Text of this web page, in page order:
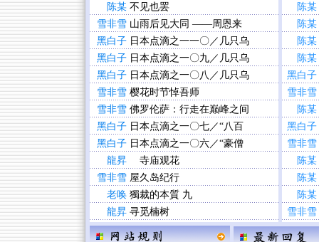
陈某
雪非雪
黑白子
黑白子
黑白子
雪非雪
雪非雪
黑白子
黑白子
龍昇
雪非雪
老唤
龍昇
不见也罢
山雨后见大同 ——周恩来
日本点滴之一一〇／几只乌
日本点滴之一〇九／几只乌
日本点滴之一〇八／几只乌
樱花时节悼吾师
佛罗伦萨：行走在巅峰之间
日本点滴之一〇七／“八百
日本点滴之一〇六／“豪僧
寺庙观花
屋久岛纪行
獨裁的本質 九
寻觅楠树
陈某
陈某
陈某
陈某
黑白子
雪非雪
陈某
黑白子
雪非雪
陈某
陈某
陈某
雪非雪